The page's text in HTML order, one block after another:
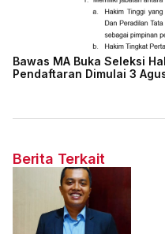
Bawas MA Buka Seleksi
Pendaftaran Dimulai 3
Berita Terkait